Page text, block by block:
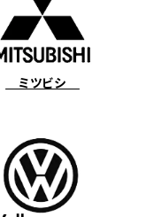
ミツビシ